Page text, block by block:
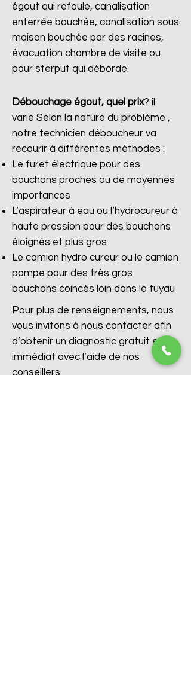
égout qui refoule, canalisation
enterrée bouchée, canalisation sous
maison bouchée par des racines,
évacuation chambre de visite ou
pour sterput qui déborde.
Débouchage égout, quel prix? il
varie Selon la nature du problème ,
notre technicien déboucheur va
recourir à différentes méthodes :
Le furet électrique pour des
bouchons proches ou de moyennes
importances
L’aspirateur à eau ou l’hydrocureur à
haute pression pour des bouchons
éloignés et plus gros
Le camion hydro cureur ou le camion
pompe pour des très gros
bouchons coincés loin dans le tuyau
Pour plus de renseignements, nous
vous invitons à nous contacter afin
d’obtenir un diagnostic gratuit et
immédiat avec l’aide de nos
conseillers.